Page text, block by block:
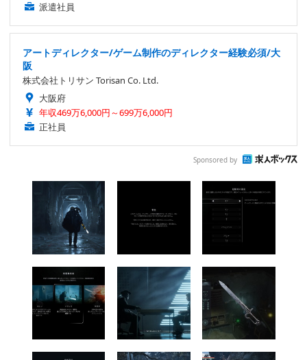
派遣社員
アートディレクター/ゲーム制作のディレクター経験必須/大
阪
株式会社トリサン Torisan Co. Ltd.
大阪府
年収469万6,000円～699万6,000円
正社員
Sponsored by